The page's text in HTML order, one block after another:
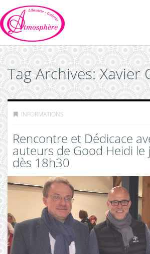
Tag Archives: Xavier
INFORMATIONS
Rencontre et Dédicace
auteurs de Good Heidi le
dès 18h30